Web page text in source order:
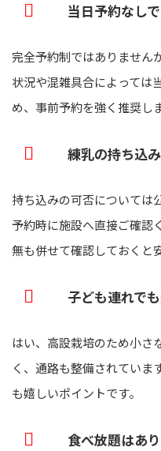
当日予約なし
完全予約制ではありません
状況や混雑具合によっては
め、事前予約を強く推奨し
練乳の持ち込
持ち込みの可否については
予約時に施設へ直接ご確認
無も併せて確認しておくと
子ども連れで
はい、高設栽培のため小さ
く、通路も整備されていま
も嬉しいポイントです。
食べ放題はあ